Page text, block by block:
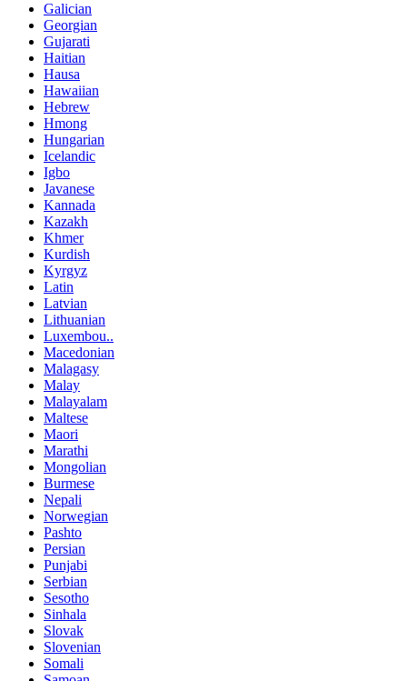
Galician
Georgian
Gujarati
Haitian
Hausa
Hawaiian
Hebrew
Hmong
Hungarian
Icelandic
Igbo
Javanese
Kannada
Kazakh
Khmer
Kurdish
Kyrgyz
Latin
Latvian
Lithuanian
Luxembou..
Macedonian
Malagasy
Malay
Malayalam
Maltese
Maori
Marathi
Mongolian
Burmese
Nepali
Norwegian
Pashto
Persian
Punjabi
Serbian
Sesotho
Sinhala
Slovak
Slovenian
Somali